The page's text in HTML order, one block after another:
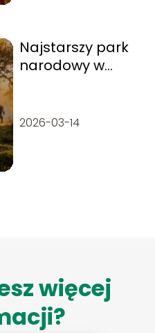
Najstarszy park
narodowy w
2026-03-14
więcej